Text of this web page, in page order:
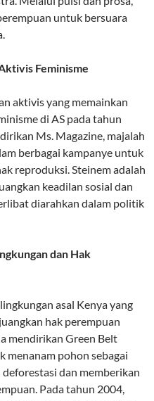
untuk bersuara
Feminisme
aktivis yang memainkan
di AS pada tahun
Ms. Magazine, majalah
berbagai kampanye untuk
reproduksi. Steinem adalah
keadilan sosial dan
diarahkan dalam politik
dan Hak
asal Kenya yang
hak perempuan
mendirikan Green Belt
pohon sebagai
dan memberikan
Pada tahun 2004,